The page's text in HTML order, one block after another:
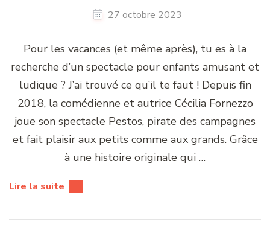
27 octobre 2023
Pour les vacances (et même après), tu es à la
recherche d’un spectacle pour enfants amusant et
ludique ? J’ai trouvé ce qu’il te faut ! Depuis fin
2018, la comédienne et autrice Cécilia Fornezzo
joue son spectacle Pestos, pirate des campagnes
et fait plaisir aux petits comme aux grands. Grâce
à une histoire originale qui …
Lire la suite